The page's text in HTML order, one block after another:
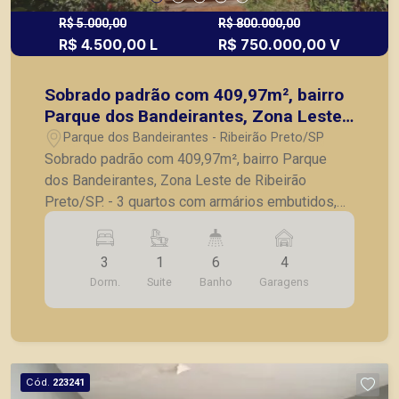
R$ 5.000,00
R$ 4.500,00 L
R$ 800.000,00
R$ 750.000,00 V
Sobrado padrão com 409,97m², bairro
Parque dos Bandeirantes, Zona Leste
de Ribeirão Preto/SP.
Parque dos Bandeirantes - Ribeirão Preto/SP
Sobrado padrão com 409,97m², bairro Parque
dos Bandeirantes, Zona Leste de Ribeirão
Preto/SP. - 3 quartos com armários embutidos,
sendo 1 suíte; - Banheiro social; - Sala para 4
ambientes; - Lavabo; - Cozinha com armários
planejados; - Despensa; - Quarto de serviço; -
Banheiro de serviço; - Quintal; - Piscina; -
Varanda; - Área gourmet integrada a piscina; - 4
em locação, vendas de imóveis prontos, usados
ou mesmo nos principais lançamentos da cidade
3
Dorm.
1
Suite
6
Banho
4
Garagens
Cód. 223241